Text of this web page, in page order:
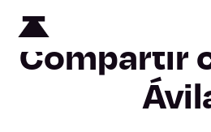
Compartir